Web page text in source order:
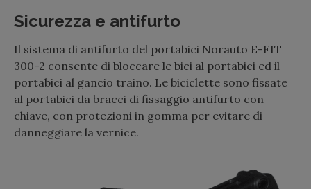
Sicurezza e antifurto
Il sistema di antifurto del portabici Norauto E-FIT
300-2 consente di bloccare le bici al portabici ed il
portabici al gancio traino. Le biciclette sono fissate
al portabici da bracci di fissaggio antifurto con
chiave, con protezioni in gomma per evitare di
danneggiare la vernice.